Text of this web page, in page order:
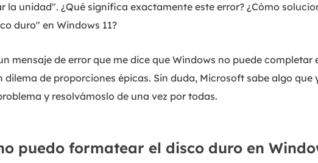
la unidad". ¿Qué significa exactamente este error? ¿Cómo
duro" en Windows 11?
mensaje de error que me dice que Windows no puede
dilema de proporciones épicas. Sin duda, Microsoft sabe algo que
y resolvámoslo de una vez por todas.
puedo formatear el disco duro en